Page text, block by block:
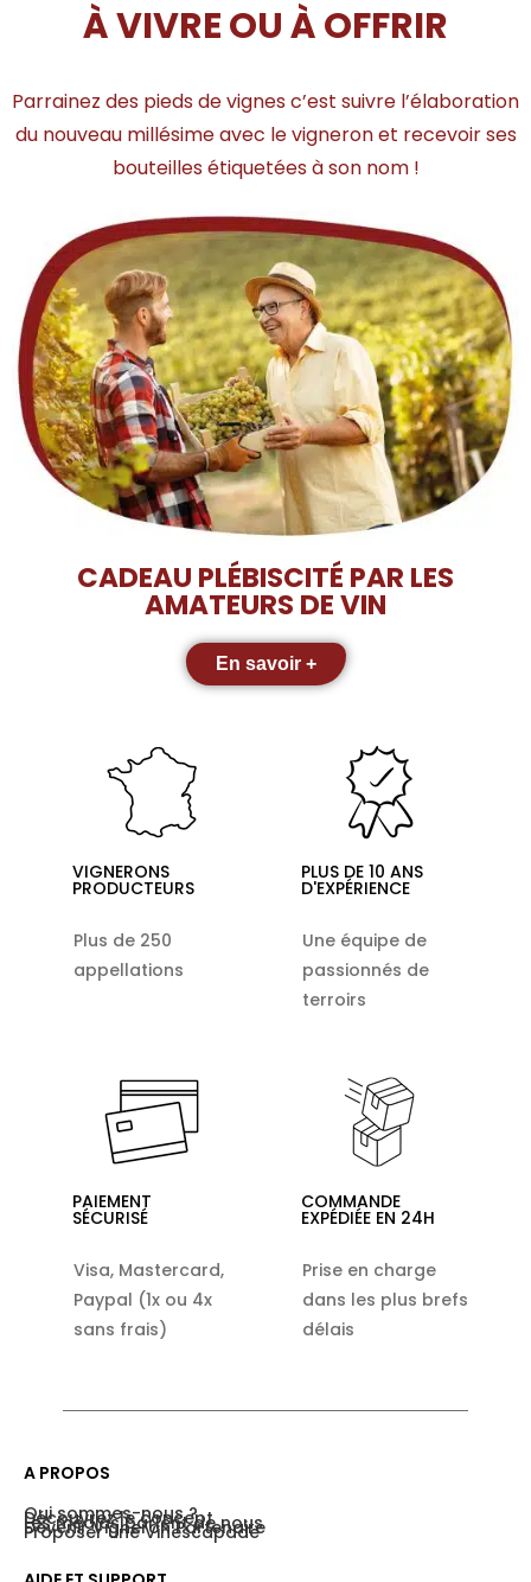
À VIVRE OU À OFFRIR
Parrainez des pieds de vignes c’est suivre l’élaboration
du nouveau millésime avec le vigneron et recevoir ses
bouteilles étiquetées à son nom !
CADEAU PLÉBISCITÉ PAR LES
AMATEURS DE VIN
En savoir +
VIGNERONS
PRODUCTEURS
Plus de 250
appellations
PLUS DE 10 ANS
D'EXPÉRIENCE
Une équipe de
passionnés de
terroirs
PAIEMENT
SÉCURISÉ
Visa, Mastercard,
Paypal (1x ou 4x
sans frais)
COMMANDE
EXPÉDIÉE EN 24H
Prise en charge
dans les plus brefs
délais
A PROPOS
Qui sommes-nous ?
Découvrez le concept
Les médias parlent de nous
Devenir Vigneron Partenaire
Proposer une Vinescapade